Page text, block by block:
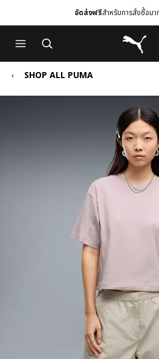
to
Main
content
to
Footer
Content
จัดส่งฟรีสำหรับการสั่งซื้อม
Puma โฮม
SHOP ALL PUMA